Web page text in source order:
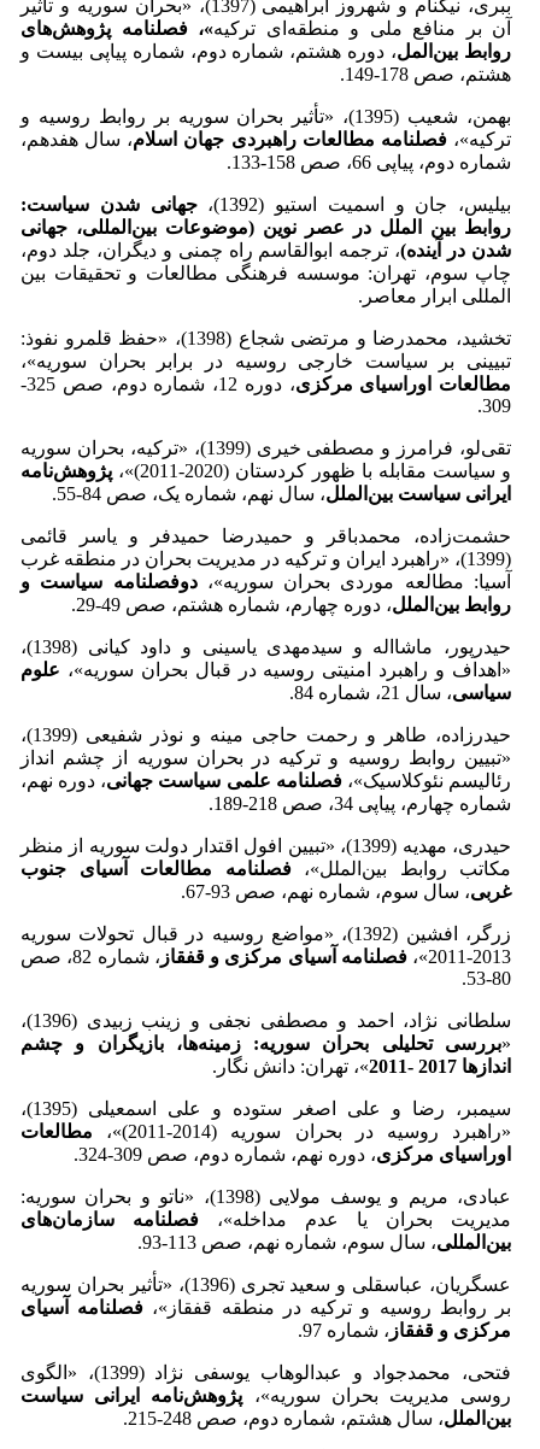
ببری، نیکنام و شهروز ابراهیمی (1397)، «بحران سوریه و تأثیر
آن بر منافع ملی و منطقه‌ای ترکیه»، فصلنامه پژوهش‌های
روابط بین‌المل، دوره هشتم، شماره دوم، شماره پیاپی بیست و
هشتم، صص 178-149.
بهمن، شعیب (1395)، «تأثیر بحران سوریه بر روابط روسیه و
ترکیه»،فصلنامه مطالعات راهبردی جهان اسلام، سال هفدهم،
شماره دوم، پیاپی 66، صص 158-133.
بیلیس، جان و اسمیت استیو (1392)،
جهانی شدن سیاست:
روابط بین الملل در عصر نوین (موضوعات بین‌المللی، جهانی
شدن در آینده)، ترجمه ابوالقاسم راه چمنی و دیگران، جلد دوم،
چاپ سوم، تهران: موسسه فرهنگی مطالعات و تحقیقات بین
المللی ابرار معاصر.
تخشید، محمدرضا و مرتضی شجاع (1398)، «حفظ قلمرو نفوذ:
تبیینی بر سیاست خارجی روسیه در برابر بحران سوریه»،
مطالعات اوراسیای مرکزی
، دوره 12، شماره دوم، صص 325-
309.
تقی‌لو، فرامرز و مصطفی خیری (1399)، «ترکیه، بحران سوریه
و سیاست مقابله با ظهور کردستان (2020-2011)»،
پژوهش‌نامه
ایرانی سیاست بین‌الملل، سال نهم، شماره یک، صص 84-55.
حشمت‌زاده، محمدباقر و حمیدرضا حمیدفر و یاسر قائمی
(1399)، «راهبرد ایران و ترکیه در مدیریت بحران در منطقه غرب
آسیا: مطالعه موردی بحران سوریه»،دوفصلنامه سیاست و
روابط بین‌الملل، دوره چهارم، شماره هشتم، صص 49-29.
حیدرپور، ماشااله و سیدمهدی یاسینی و داود کیانی (1398)،
«اهداف و راهبرد امنیتی روسیه در قبال بحران سوریه»، علوم
سیاسی، سال 21، شماره 84.
حیدرزاده، طاهر و رحمت حاجی مینه و نوذر شفیعی (1399)،
«تبیین روابط روسیه و ترکیه در بحران سوریه از چشم انداز
رئالیسم نئوکلاسیک»،فصلنامه علمی سیاست جهانی، دوره نهم،
شماره چهارم، پیاپی 34، صص 218-189.
حیدری، مهدیه (1399)، «تبیین افول اقتدار دولت سوریه از منظر
مکاتب روابط بین‌الملل»،فصلنامه مطالعات آسیای جنوب
غربی، سال سوم، شماره نهم، صص 93-67.
زرگر، افشین (1392)، «مواضع روسیه در قبال تحولات سوریه
2013-2011»،
فصلنامه آسیای مرکزی و قفقاز
، شماره 82، صص
80-53.
سلطانی نژاد، احمد و مصطفی نجفی و زینب زبیدی (1396)،
«بررسی تحلیلی بحران سوریه: زمینه‌ها، بازیگران و چشم
اندازها 2017 -2011
»، تهران: دانش نگار.
سیمبر، رضا و علی اصغر ستوده و علی اسمعیلی (1395)،
«راهبرد روسیه در بحران سوریه (2014-2011)»،
مطالعات
اوراسیای مرکزی، دوره نهم، شماره دوم، صص 309-324.
عبادی، مریم و یوسف مولایی (1398)، «ناتو و بحران سوریه:
مدیریت بحران یا عدم مداخله»، فصلنامه سازمان‌های
بین‌المللی، سال سوم، شماره نهم، صص 113-93.
عسگریان، عباسقلی و سعید تجری (1396)، «تأثیر بحران سوریه
بر روابط روسیه و ترکیه در منطقه قفقاز»، فصلنامه آسیای
مرکزی و قفقاز ، شماره 97.
فتحی، محمدجواد و عبدالوهاب یوسفی نژاد (1399)، «الگوی
روسی مدیریت بحران سوریه»، پژوهش‌نامه ایرانی سیاست
بین‌الملل، سال هشتم، شماره دوم، صص 248-215.